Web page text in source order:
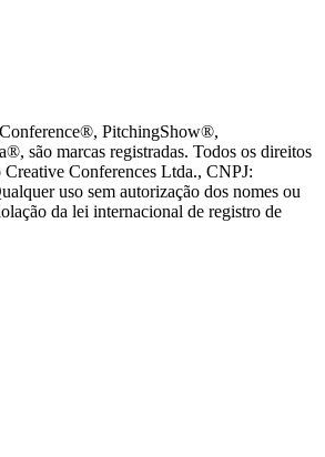
PitchingShow®,
são marcas registradas. Todos os direitos
Creative Conferences Ltda., CNPJ:
uso sem autorização dos nomes ou
da lei internacional de registro de